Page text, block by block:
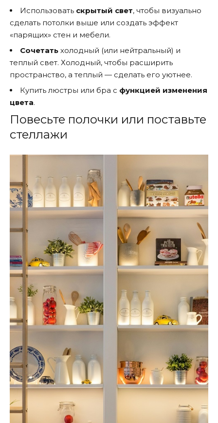
Использовать скрытый свет, чтобы визуально
сделать потолки выше или создать эффект
«парящих» стен и мебели.
Сочетать холодный (или нейтральный) и
теплый свет. Холодный, чтобы расширить
пространство, а теплый — сделать его уютнее.
Купить люстры или бра с функцией изменения
цвета.
Повесьте полочки или поставьте
стеллажи